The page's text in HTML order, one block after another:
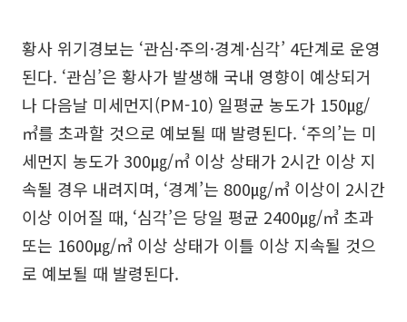
황사 위기경보는 ‘관심·주의·경계·심각’ 4단계로 운영
된다. ‘관심’은 황사가 발생해 국내 영향이 예상되거
나 다음날 미세먼지(PM-10) 일평균 농도가 150㎍/
㎥를 초과할 것으로 예보될 때 발령된다. ‘주의’는 미
세먼지 농도가 300㎍/㎥ 이상 상태가 2시간 이상 지
속될 경우 내려지며, ‘경계’는 800㎍/㎥ 이상이 2시간
이상 이어질 때, ‘심각’은 당일 평균 2400㎍/㎥ 초과
또는 1600㎍/㎥ 이상 상태가 이틀 이상 지속될 것으
로 예보될 때 발령된다.